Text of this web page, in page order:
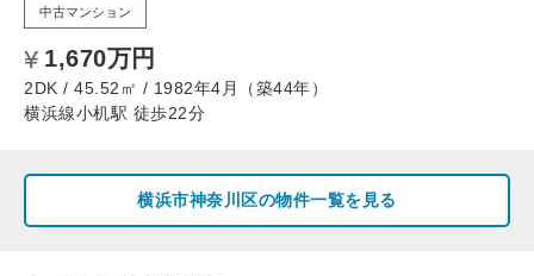
中古マンション
1,670万円
2DK / 45.52㎡ / 1982年4月（築44年）
横浜線小机駅 徒歩22分
横浜市神奈川区の物件一覧を見る